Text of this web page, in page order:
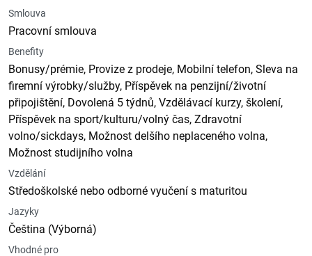
Smlouva
Pracovní smlouva
Benefity
Bonusy/prémie, Provize z prodeje, Mobilní telefon, Sleva na
firemní výrobky/služby, Příspěvek na penzijní/životní
připojištění, Dovolená 5 týdnů, Vzdělávací kurzy, školení,
Příspěvek na sport/kulturu/volný čas, Zdravotní
volno/sickdays, Možnost delšího neplaceného volna,
Možnost studijního volna
Vzdělání
Středoškolské nebo odborné vyučení s maturitou
Jazyky
Čeština (Výborná)
Vhodné pro